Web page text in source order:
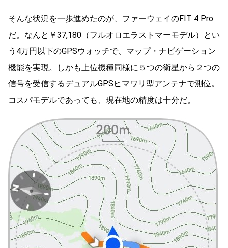
そんな状況を一歩進めたのが、ファーウェイのFIT 4 Pro
だ。なんと￥37,180（フルオロエラストマーモデル）とい
う4万円以下のGPSウォッチで、マップ・ナビゲーション
機能を実現。しかも上位機種同様に５つの衛星から２つの
信号を受信するデュアルGPSヒマワリ型アンテナで測位。
コスパモデルであっても、現在地の精度は十分だ。